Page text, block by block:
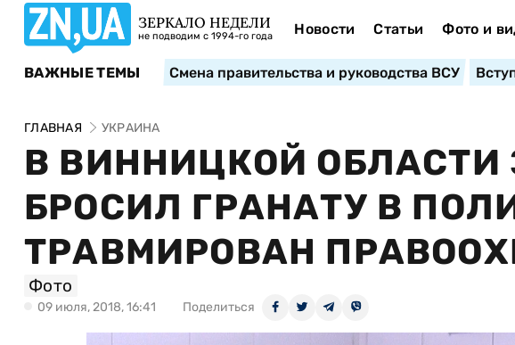
ЗЕРКАЛО НЕДЕЛИ
не подводим с 1994-го года Новости Статьи Фото и
ВАЖНЫЕ ТЕМЫ Смена правительства и руководства ВСУ
ГЛАВНАЯ УКРАИНА
В ВИННИЦКОЙ
БРОСИЛ ГРАНАТУ В
ТРАВМИРОВАН
Фото
09 июля, 2018, 16:41 Поделиться